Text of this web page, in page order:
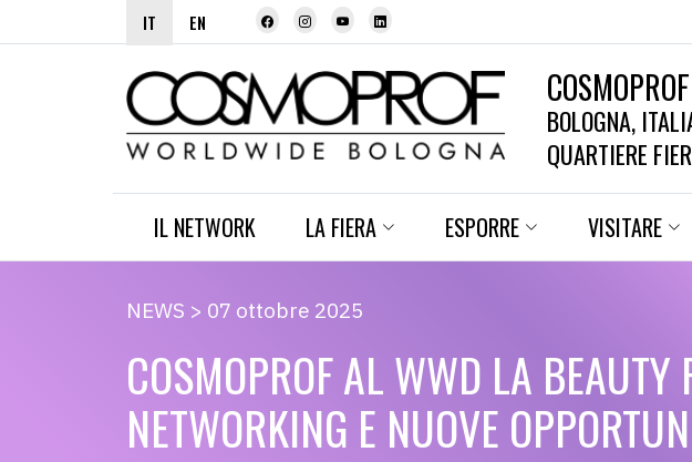
IT EN
BOLOGNA,
QUARTIERE
IL NETWORK LA FIERA ESPORRE VISITARE
NEWS > 07 ottobre 2025
COSMOPROF AL WWD LA
NETWORKING E NUOVE